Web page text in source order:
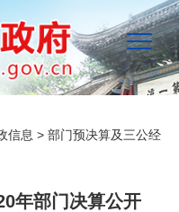
信息 > 部门预决算及三公经
年部门决算公开